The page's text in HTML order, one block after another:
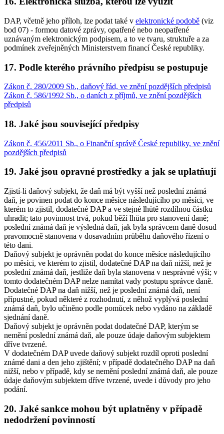
DAP, včetně jeho příloh, lze podat také v elektronické podobě (viz
bod 07) - formou datové zprávy, opatřené nebo neopatřené
uznávaným elektronickým podpisem, a to ve tvaru, struktuře a za
podmínek zveřejněných Ministerstvem financí České republiky.
17. Podle kterého právního předpisu se postupuje
Zákon č. 280/2009 Sb., daňový řád, ve znění pozdějších předpisů
Zákon č. 586/1992 Sb., o daních z příjmů, ve znění pozdějších
předpisů
18. Jaké jsou související předpisy
Zákon č. 456/2011 Sb., o Finanční správě České republiky, ve znění
pozdějších předpisů
19. Jaké jsou opravné prostředky a jak se uplatňují
Zjistí-li daňový subjekt, že daň má být vyšší než poslední známá
daň, je povinen podat do konce měsíce následujícího po měsíci, ve
kterém to zjistil, dodatečné DAP a ve stejné lhůtě rozdílnou částku
uhradit; tato povinnost trvá, pokud běží lhůta pro stanovení daně;
poslední známá daň je výsledná daň, jak byla správcem daně dosud
pravomocně stanovena v dosavadním průběhu daňového řízení o
této dani.
Daňový subjekt je oprávněn podat do konce měsíce následujícího
po měsíci, ve kterém to zjistil, dodatečné DAP na daň nižší, než je
poslední známá daň, jestliže daň byla stanovena v nesprávné výši; v
tomto dodatečném DAP nelze namítat vady postupu správce daně.
Dodatečné DAP na daň nižší, než je poslední známá daň, není
přípustné, pokud některé z rozhodnutí, z něhož vyplývá poslední
známá daň, bylo učiněno podle pomůcek nebo vydáno na základě
sjednání daně.
Daňový subjekt je oprávněn podat dodatečné DAP, kterým se
nemění poslední známá daň, ale pouze údaje daňovým subjektem
dříve tvrzené.
V dodatečném DAP uvede daňový subjekt rozdíl oproti poslední
známé dani a den jeho zjištění; v případě dodatečného DAP na daň
nižší, nebo v případě, kdy se nemění poslední známá daň, ale pouze
údaje daňovým subjektem dříve tvrzené, uvede i důvody pro jeho
podání.
20. Jaké sankce mohou být uplatněny v případě
nedodržení povinností